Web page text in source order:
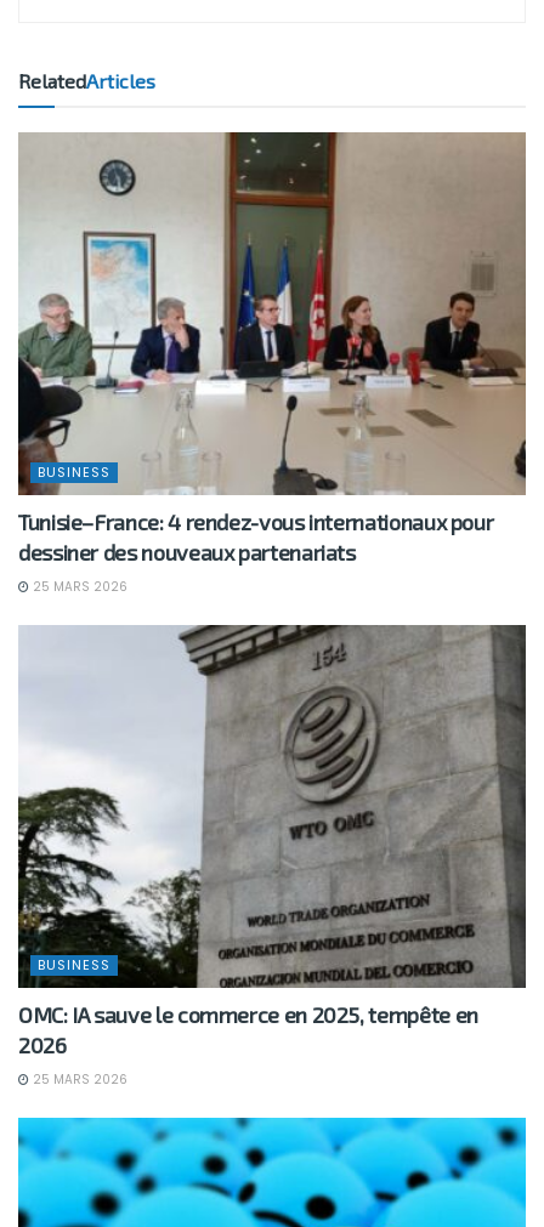
RelatedArticles
BUSINESS
Tunisie–France: 4 rendez-vous internationaux pour
dessiner des nouveaux partenariats
25 MARS 2026
BUSINESS
OMC: IA sauve le commerce en 2025, tempête en
2026
25 MARS 2026